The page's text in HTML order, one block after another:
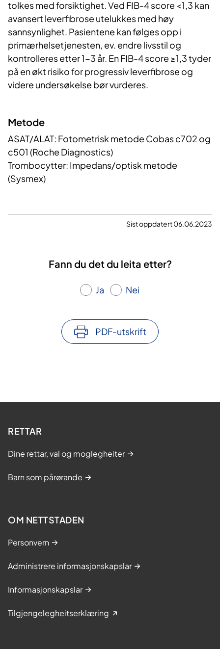
tolkes med forsiktighet. Ved FIB-4 score <1,3 kan
avansert leverfibrose utelukkes med høy
sannsynlighet. Pasientene kan følges opp i
primærhelsetjenesten, ev. endre livsstil og
kontrolleres etter 1-3 år. En FIB-4 score ≥1,3 tyder
på en økt risiko for progressiv leverfibrose og
videre undersøkelse bør vurderes.
Metode
ASAT/ALAT: Fotometrisk metode Cobas c702 og
c501 (Roche Diagnostics)
Trombocytter: Impedans/optisk metode
(Sysmex)
Sist oppdatert 06.06.2023
Fann du det du leita etter?
Ja Nei
PDF-utskrift
RETTAR
Dine rettar, val og moglegheiter
Barn som pårørande
OM NETTSTADEN
Personvern
Administrere informasjonskapslar
Informasjonskapslar
Tilgjengelegheitserklæring